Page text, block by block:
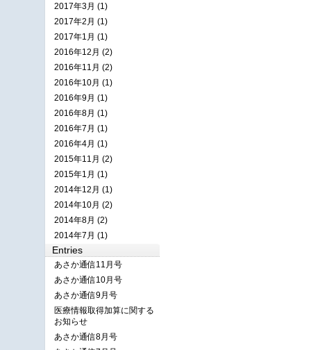
2017年3月 (1)
2017年2月 (1)
2017年1月 (1)
2016年12月 (2)
2016年11月 (2)
2016年10月 (1)
2016年9月 (1)
2016年8月 (1)
2016年7月 (1)
2016年4月 (1)
2015年11月 (2)
2015年1月 (1)
2014年12月 (1)
2014年10月 (2)
2014年8月 (2)
2014年7月 (1)
Entries
あさか通信11月号
あさか通信10月号
あさか通信9月号
医療情報取得加算に関する
お知らせ
あさか通信8月号